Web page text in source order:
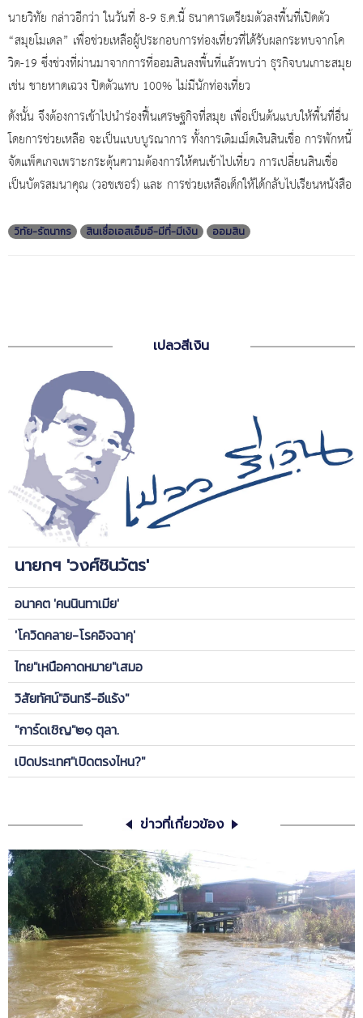
นายวิทัย กล่าวอีกว่า ในวันที่ 8-9 ธ.ค.นี้ ธนาคารเตรียมตัวลงพื้นที่เปิดตัว
“สมุยโมเดล” เพื่อช่วยเหลือผู้ประกอบการท่องเที่ยวที่ได้รับผลกระทบจากโค
วิด-19 ซึ่งช่วงที่ผ่านมาจากการที่ออมสินลงพื้นที่แล้วพบว่า ธุรกิจบนเกาะสมุย
เช่น ชายหาดเฉวง ปิดตัวแทบ 100% ไม่มีนักท่องเที่ยว
ดังนั้น จึงต้องการเข้าไปนำร่องฟื้นเศรษฐกิจที่สมุย เพื่อเป็นต้นแบบให้พื้นทื่อื่น
โดยการช่วยเหลือ จะเป็นแบบบูรณาการ ทั้งการเติมเม็ดเงินสินเชื่อ การพักหนี้
จัดแพ็คเกจเพราะกระตุ้นความต้องการให้คนเข้าไปเที่ยว การเปลี่ยนสินเชื่อ
เป็นบัตรสมนาคุณ (วอชเชอร์) และ การช่วยเหลือเด็กให้ได้กลับไปเรียนหนังสือ
วิทัย-รัตนากร สินเชื่อเอสเอ็มอี-มีที่-มีเงิน ออมสิน
เปลวสีเงิน
นายกฯ 'วงศ์ชินวัตร'
อนาคต 'คนนินทาเมีย'
'โควิดคลาย-โรคอิจฉาคุ'
ไทย"เหนือคาดหมาย"เสมอ
วิสัยทัศน์"อินทรี-อีแร้ง"
"การ์ดเชิญ"๒๑ ตุลา.
เปิดประเทศ"เปิดตรงไหน?"
ข่าวที่เกี่ยวข้อง